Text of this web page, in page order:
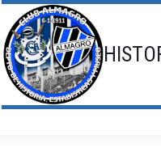
Saltar
al
contenido